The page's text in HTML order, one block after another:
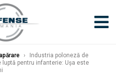
›
Industria poloneză de
pentru infanterie: Uşa este